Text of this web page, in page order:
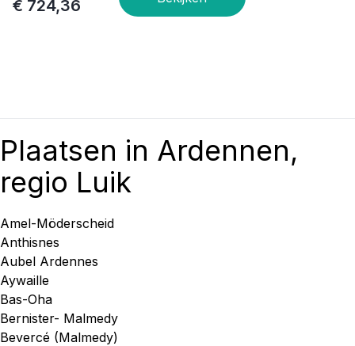
€ 724,36
Plaatsen in Ardennen,
regio Luik
Amel-Möderscheid
Anthisnes
Aubel Ardennes
Aywaille
Bas-Oha
Bernister- Malmedy
Bevercé (Malmedy)